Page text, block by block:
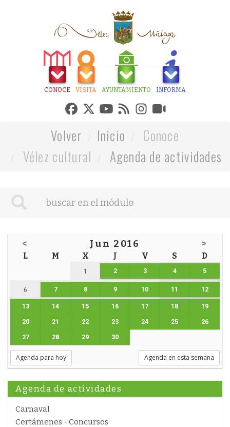
CONOCE VISITA AYUNTAMIENTO INFORMA
Volver Inicio
Conoce
Vélez cultural
Agenda de actividades
< Jun 2016 >
L M X J V S D
1 2 3 4 5
6 7 8 9 10 11 12
13 14 15 16 17 18 19
20 21 22 23 24 25 26
27 28 29 30
Agenda para hoy Agenda en esta semana
Agenda de actividades
Carnaval
Certámenes - Concursos